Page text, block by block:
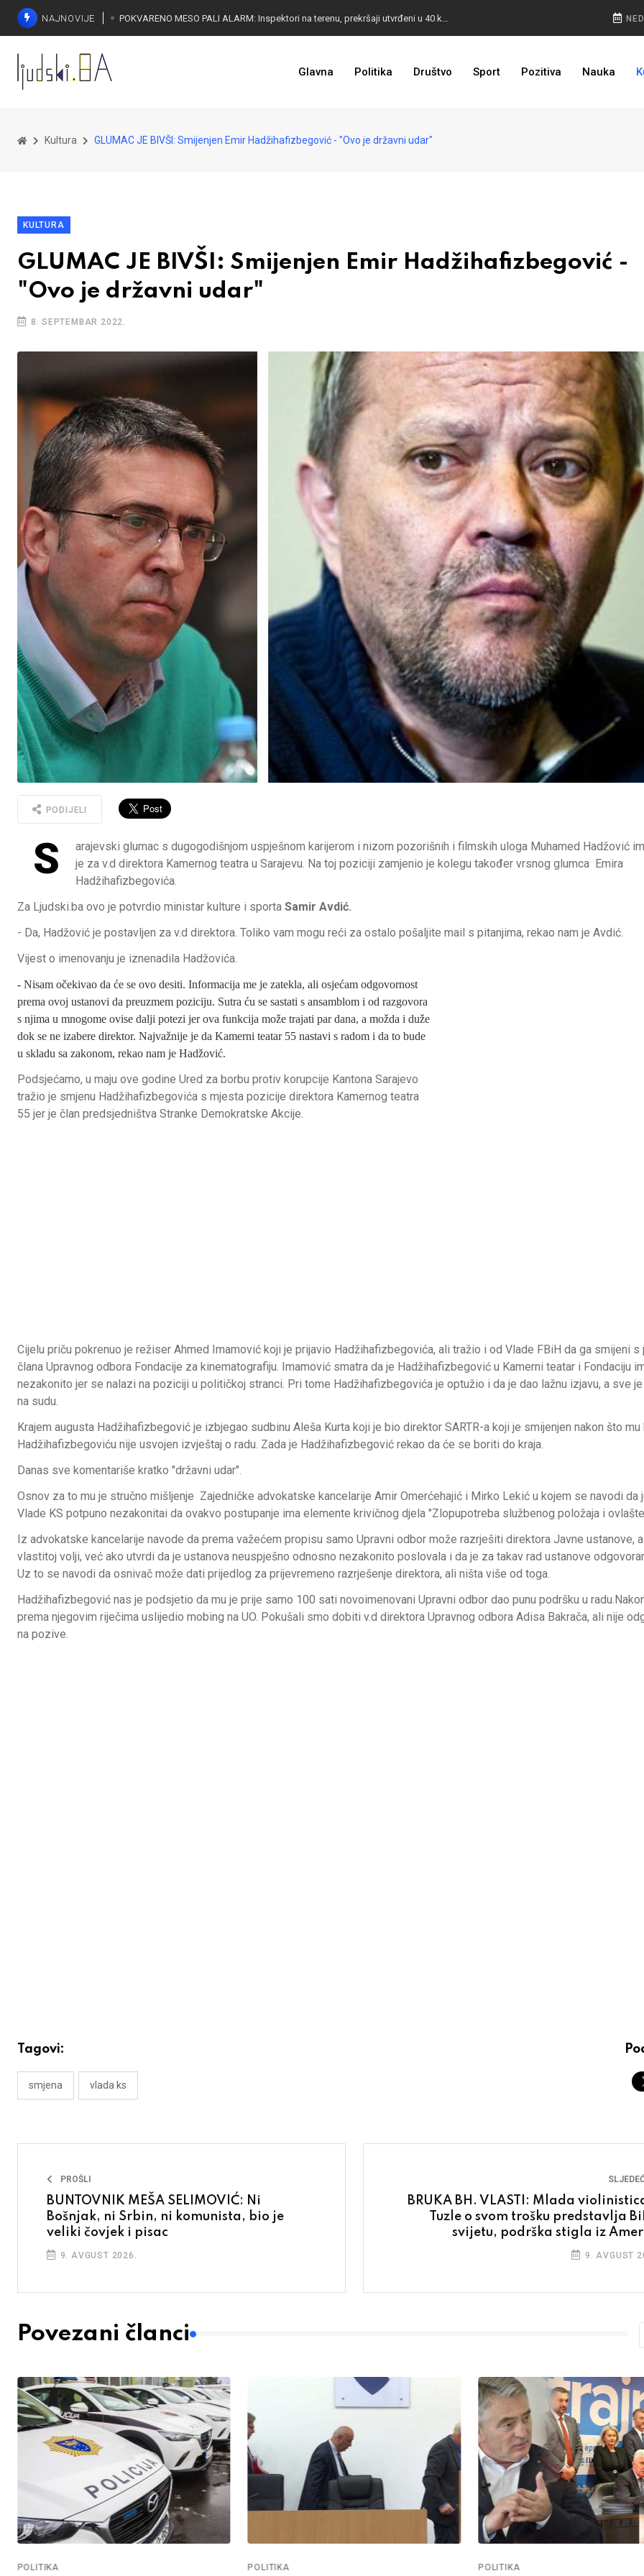
NAJNOVIJE
Glavna Politika Društvo Sport Pozitiva Nauka
Kultura GLUMAC JE BIVŠI: Smijenjen Emir Hadžihafizbegović - "Ovo je državni udar"
KULTURA
GLUMAC JE BIVŠI: Smijenjen Emir Hadžihafizbegović -
"Ovo je državni udar"
8. SEPTEMBAR 2022.
PODIJELI
S
arajevski glumac s dugogodišnjom uspješnom karijerom i nizom pozorišnih i filmskih uloga Muhamed Hadžović
je za v.d direktora Kamernog teatra u Sarajevu. Na toj poziciji zamjenio je kolegu također vrsnog glumca Emira
Hadžihafizbegovića.
Za Ljudski.ba ovo je potvrdio ministar kulture i sporta Samir Avdić.
- Da, Hadžović je postavljen za v.d direktora. Toliko vam mogu reći za ostalo pošaljite mail s pitanjima, rekao nam je Avdić.
Vijest o imenovanju je iznenadila Hadžovića.
- Nisam očekivao da će se ovo desiti. Informacija me je zatekla, ali osjećam odgovornost
prema ovoj ustanovi da preuzmem poziciju. Sutra ću se sastati s ansamblom i od razgovora
s njima u mnogome ovise dalji potezi jer ova funkcija može trajati par dana, a možda i duže
dok se ne izabere direktor. Najvažnije je da Kamerni teatar 55 nastavi s radom i da to bude
u skladu sa zakonom, rekao nam je Hadžović.
Podsjećamo, u maju ove godine Ured za borbu protiv korupcije Kantona Sarajevo
tražio je smjenu Hadžihafizbegovića s mjesta pozicije direktora Kamernog teatra
55 jer je član predsjedništva Stranke Demokratske Akcije.
Cijelu priču pokrenuo je režiser Ahmed Imamović koji je prijavio Hadžihafizbegovića, ali tražio i od Vlade FBiH da ga smijeni s
člana Upravnog odbora Fondacije za kinematografiju. Imamović smatra da je Hadžihafizbegović u Kamerni teatar i Fondaciju
nezakonito jer se nalazi na poziciji u političkoj stranci. Pri tome Hadžihafizbegovića je optužio i da je dao lažnu izjavu, a sve
na sudu.
Krajem augusta Hadžihafizbegović je izbjegao sudbinu Aleša Kurta koji je bio direktor SARTR-a koji je smijenjen nakon što mu
Hadžihafizbegoviću nije usvojen izvještaj o radu. Zada je Hadžihafizbegović rekao da će se boriti do kraja.
Danas sve komentariše kratko "državni udar".
Osnov za to mu je stručno mišljenje Zajedničke advokatske kancelarije Amir Omerćehajić i Mirko Lekić u kojem se navodi da
Vlade KS potpuno nezakonitai da ovakvo postupanje ima elemente krivičnog djela "Zlopupotreba službenog položaja i
Iz advokatske kancelarije navode da prema važećem propisu samo Upravni odbor može razrješiti direktora Javne ustanove,
vlastitoj volji, već ako utvrdi da je ustanova neuspješno odnosno nezakonito poslovala i da je za takav rad ustanove
Uz to se navodi da osnivač može dati prijedlog za prijevremeno razrješenje direktora, ali ništa više od toga.
Hadžihafizbegović nas je podsjetio da mu je prije samo 100 sati novoimenovani Upravni odbor dao punu podršku u
prema njegovim riječima uslijedio mobing na UO. Pokušali smo dobiti v.d direktora Upravnog odbora Adisa Bakrača, ali nije
na pozive.
Tagovi:
smjena vlada ks
PROŠLI
BUNTOVNIK MEŠA SELIMOVIĆ: Ni
Bošnjak, ni Srbin, ni komunista, bio je
veliki čovjek i pisac
9. AVGUST 2026.
BRUKA BH. VLASTI: Mlada
Tuzle o svom trošku predstavlja
svijetu, podrška stigla iz
9. AVGUST
Povezani članci
POLITIKA POLITIKA POLITIKA